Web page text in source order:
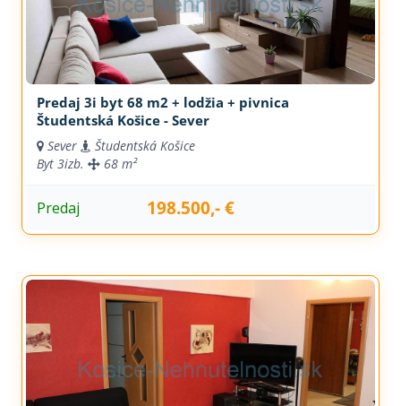
Predaj 3i byt 68 m2 + lodžia + pivnica
Študentská Košice - Sever
Sever
Študentská Košice
Byt 3izb. 68 m²
Predaj 198.500,- €